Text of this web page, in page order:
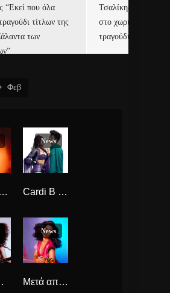
“Εκεί που όλα
τίτλων της
των
Τσαλίκης,
στο χωριό του Άι
τραγούδι και video
Φεβ
Bebe Rexha “Last Hurrah” Νέο single
News
Cardi B x Bruno Mars “Please Me” νέο single
των Black Keys
News
Μετά από 3 χρόνια η MARINA (πρώην Marina and the Diamonds) κυκλοφορεί νέο solo single